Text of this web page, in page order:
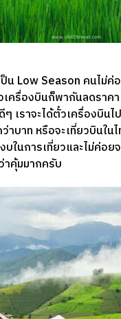
น Low Season คนไม่ค่
เครื่องบินก็พากันลดราค
ๆ เราจะได้ตั๋วเครื่องบิน
าบาท หรือจะเที่ยวบินใน
บในการเที่ยวและไม่ค่อ
าคุ้มมากครับ